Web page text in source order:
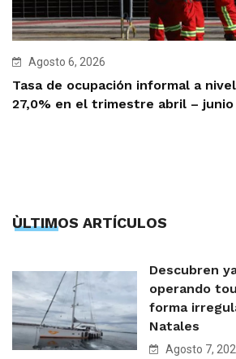
Agosto 6, 2026
Tasa de ocupación informal a
27,0% en el trimestre abril – junio
ÙLTIMOS ARTÍCULOS
Descubren
operando
forma
Natales
Agosto 7,